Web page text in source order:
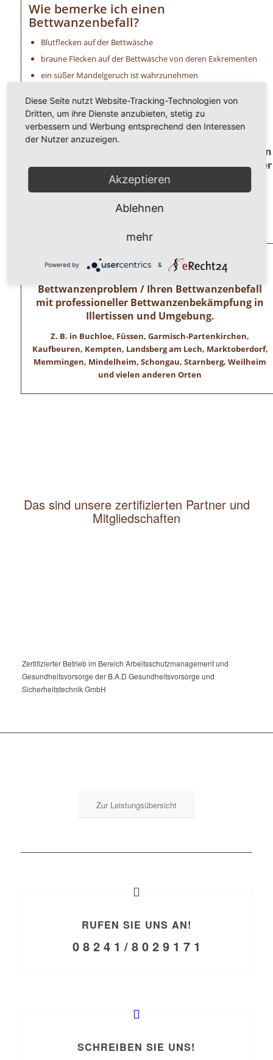
Wie bemerke ich einen
Bettwanzenbefall?
Blutflecken auf der Bettwäsche
braune Flecken auf der Bettwäsche von deren Exkrementen
ein süßer Mandelgeruch ist wahrzunehmen
allergische Reaktionen, wie Hautirritationen u. a.
unangenehmer Juckreiz
Haben Sie Fragen oder benötigen Hilfe ? Dann
rufen Sie uns einfach an unter der
0 8 2 4 1 / 8 0 2 9 1 7 1.
Allgäuer Kammerjäger – Zertifizierte
Schädlingsbekämpfer lösen Ihr
Bettwanzenproblem / Ihren Bettwanzenbefall
mit professioneller Bettwanzenbekämpfung in
Illertissen und Umgebung.
Z. B. in Buchloe, Füssen, Garmisch-Partenkirchen,
Kaufbeuren, Kempten, Landsberg am Lech, Marktoberdorf,
Memmingen, Mindelheim, Schongau, Starnberg, Weilheim
und vielen anderen Orten
Das sind unsere zertifizierten Partner und
Mitgliedschaften
Zertifizierter Betrieb im Bereich Arbeitsschutzmanagement und
Gesundheitsvorsorge der B.A.D Gesundheitsvorsorge und
Sicherheitstechnik GmbH
Zur Leistungsübersicht
RUFEN SIE UNS AN!
0 8 2 4 1 / 8 0 2 9 1 7 1
SCHREIBEN SIE UNS!
Diese Seite nutzt Website-Tracking-Technologien von
Dritten, um ihre Dienste anzubieten, stetig zu
verbessern und Werbung entsprechend den Interessen
der Nutzer anzuzeigen.
Akzeptieren
Ablehnen
mehr
Powered by &